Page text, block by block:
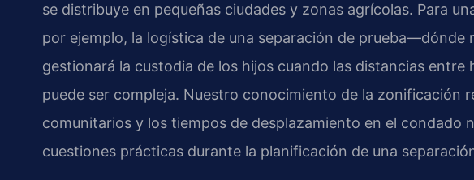
se distribuye en pequeñas ciudades y zonas agrícolas. Para
por ejemplo, la logística de una separación de prueba—dónde
gestionará la custodia de los hijos cuando las distancias
puede ser compleja. Nuestro conocimiento de la zonificación
comunitarios y los tiempos de desplazamiento en el condado
cuestiones prácticas durante la planificación de una